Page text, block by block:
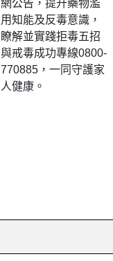
網公告，提升藥物濫
用知能及反毒意識，
瞭解並實踐拒毒五招
與戒毒成功專線0800-
770885，一同守護家
人健康。